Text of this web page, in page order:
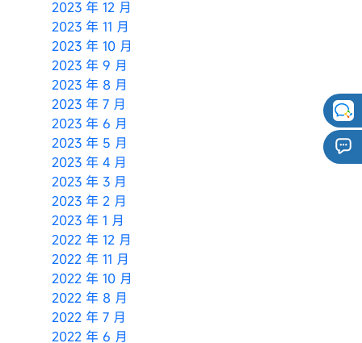
2023 年 12 月
2023 年 11 月
2023 年 10 月
2023 年 9 月
2023 年 8 月
2023 年 7 月
2023 年 6 月
2023 年 5 月
2023 年 4 月
2023 年 3 月
2023 年 2 月
2023 年 1 月
2022 年 12 月
2022 年 11 月
2022 年 10 月
2022 年 8 月
2022 年 7 月
2022 年 6 月